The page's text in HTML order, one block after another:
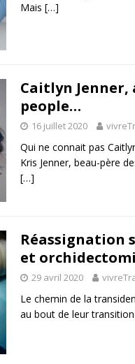
Mais […]
Caitlyn Jenner,
people…
16 juillet 2020
Qui ne connait pas
Kris Jenner, beau-père
[…]
Réassignation
et
29 avril 2020
Le chemin de la
au bout de leur